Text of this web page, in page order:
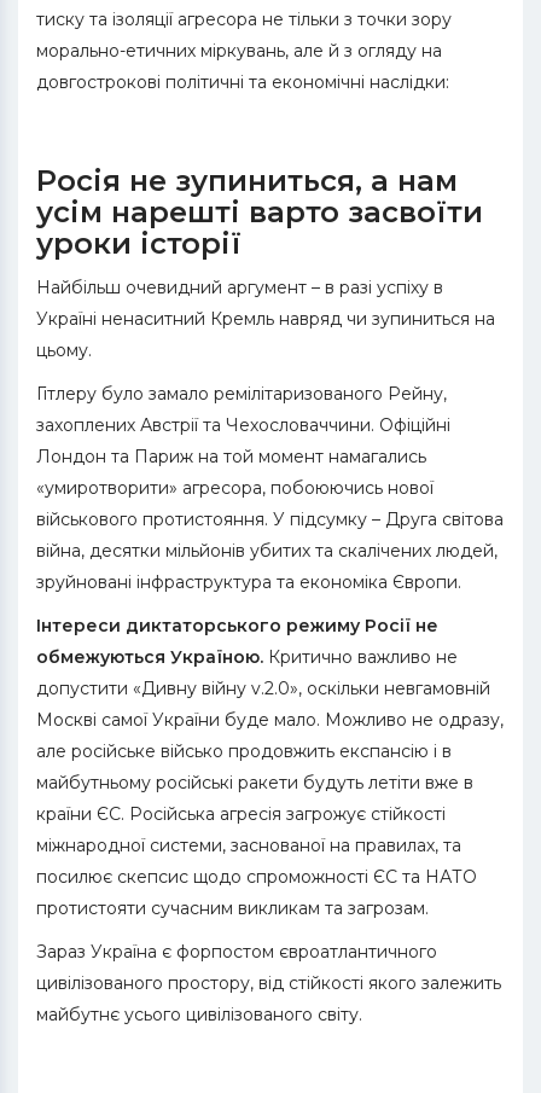
тиску та ізоляції агресора не тільки з точки зору
морально-етичних міркувань, але й з огляду на
довгострокові політичні та економічні наслідки:
Росія не зупиниться, а нам
усім нарешті варто засвоїти
уроки історії
Найбільш очевидний аргумент – в разі успіху в
Україні ненаситний Кремль навряд чи зупиниться на
цьому.
Гітлеру було замало ремілітаризованого Рейну,
захоплених Австрії та Чехословаччини. Офіційні
Лондон та Париж на той момент намагались
«умиротворити» агресора, побоюючись нової
військового протистояння. У підсумку – Друга світова
війна, десятки мільйонів убитих та скалічених людей,
зруйновані інфраструктура та економіка Європи.
Інтереси диктаторського режиму Росії не
обмежуються Україною. Критично важливо не
допустити «Дивну війну v.2.0», оскільки невгамовній
Москві самої України буде мало. Можливо не одразу,
але російське військо продовжить експансію і в
майбутньому російські ракети будуть летіти вже в
країни ЄС. Російська агресія загрожує стійкості
міжнародної системи, заснованої на правилах, та
посилює скепсис щодо спроможності ЄС та НАТО
протистояти сучасним викликам та загрозам.
Зараз Україна є форпостом євроатлантичного
цивілізованого простору, від стійкості якого залежить
майбутнє усього цивілізованого світу.